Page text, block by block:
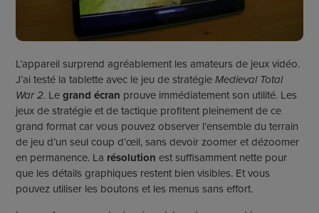
L’appareil surprend agréablement les amateurs de jeux vidéo.
J’ai testé la tablette avec le jeu de stratégieMedieval Total
War 2. Legrand écran prouve immédiatement son utilité. Les
jeux de stratégie et de tactique profitent pleinement de ce
grand format car vous pouvez observer l’ensemble du terrain
de jeu d’un seul coup d’œil, sans devoir zoomer et dézoomer
en permanence. La résolutionest suffisamment nette pour
que les détails graphiques restent bien visibles. Et vous
pouvez utiliser les boutons et les menus sans effort.